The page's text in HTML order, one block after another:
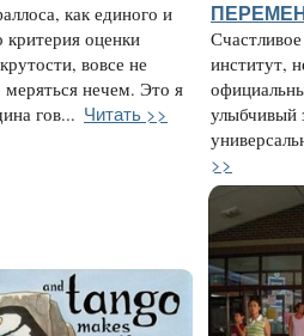
как единого и
критерия оценки
вовсе не
меряться нечем. Это я
гов... Читать >>
институт,
улыбчивый
>>